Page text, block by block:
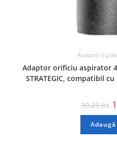
Accesorii si
Adaptor orificiu aspirator
STRATEGIC, compatibil
30.25lei